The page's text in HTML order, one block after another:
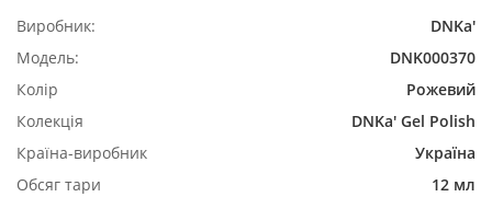
Виробник:
DNKa'
Модель:
DNK000370
Колір
Рожевий
Колекція
DNKa' Gel Polish
Країна-виробник
Україна
Обсяг тари
12 мл